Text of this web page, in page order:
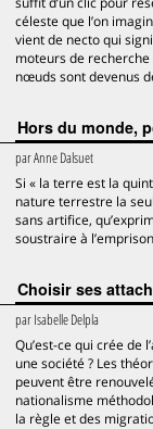
céleste que l’on
vient de necto qui
moteurs de
nœuds sont devenus
Hors du monde,
parAnne Dalsuet
Si « la terre est la
nature terrestre la
sans artifice,
soustraire à
Choisir ses
parIsabelle Delpla
Qu’est-ce qui crée de
une société ? Les
peuvent être
nationalisme
la règle et des